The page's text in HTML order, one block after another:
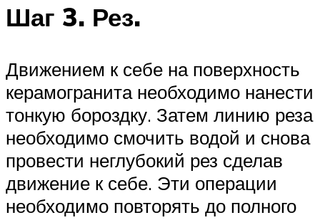
Шаг 3. Рез.
Движением к себе на поверхность
керамогранита необходимо нанести
тонкую бороздку. Затем линию реза
необходимо смочить водой и снова
провести неглубокий рез сделав
движение к себе. Эти операции
необходимо повторять до полного